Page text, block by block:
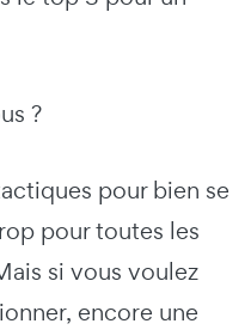
?
pour bien se
pour toutes les
si vous voulez
encore une